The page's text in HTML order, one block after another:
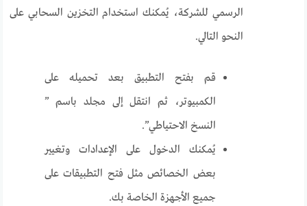
الرسمي للشركة، يُمكنك استخدام التخزين السحابي على
النحو التالي.
قم بفتح التطبيق بعد تحميله على
الكمبيوتر، ثم انتقل إلى مجلد باسم ”
النسخ الاحتياطي”.
يُمكنك الدخول على الإعدادات وتغيير
بعض الخصائص مثل فتح التطبيقات على
جميع الأجهزة الخاصة بك.